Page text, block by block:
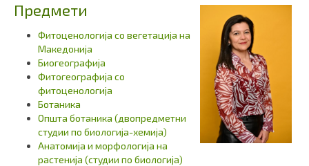
Предмети
Фитоценологија со вегетација на
Македонија
Биогеографија
Фитогеографија со
фитоценологија
Ботаника
Општа ботаника (двопредметни
студии по биологија-хемија)
Анатомија и морфологија на
растенија (студии по биологија)